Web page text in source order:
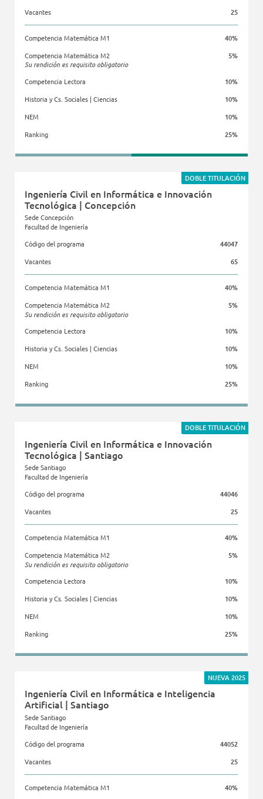
Vacantes 25
Competencia Matemática M1 40%
Competencia Matemática M2
Su rendición es requisito obligatorio
5%
Competencia Lectora 10%
Historia y Cs. Sociales | Ciencias 10%
NEM 10%
Ranking 25%
Facultad de Ingeniería
Facultad de Medicina Clínica
DOBLE TITULACIÓN
Ingeniería Civil en Informática e Innovación
Tecnológica | Concepción
Sede Concepción
Facultad de Ingeniería
Código del programa
44047
Vacantes 65
Competencia Matemática M1 40%
Competencia Matemática M2
Su rendición es requisito obligatorio
5%
Competencia Lectora 10%
Historia y Cs. Sociales | Ciencias 10%
NEM 10%
Ranking 25%
Facultad de Ingeniería
DOBLE TITULACIÓN
Ingeniería Civil en Informática e Innovación
Tecnológica | Santiago
Sede Santiago
Facultad de Ingeniería
Código del programa
44046
Vacantes 25
Competencia Matemática M1 40%
Competencia Matemática M2
Su rendición es requisito obligatorio
5%
Competencia Lectora 10%
Historia y Cs. Sociales | Ciencias 10%
NEM 10%
Ranking 25%
Facultad de Ingeniería
NUEVA 2025
Ingeniería Civil en Informática e Inteligencia
Artificial | Santiago
Sede Santiago
Facultad de Ingeniería
Código del programa
44052
Vacantes 25
Competencia Matemática M1 40%